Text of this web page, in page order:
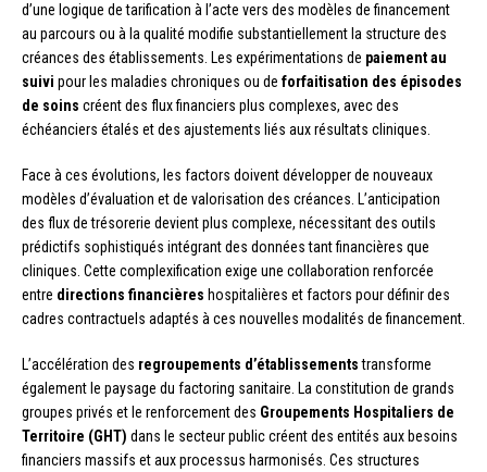
d’une logique de tarification à l’acte vers des modèles de financement
au parcours ou à la qualité modifie substantiellement la structure des
créances des établissements. Les expérimentations de paiement au
suivi pour les maladies chroniques ou de forfaitisation des épisodes
de soins créent des flux financiers plus complexes, avec des
échéanciers étalés et des ajustements liés aux résultats cliniques.
Face à ces évolutions, les factors doivent développer de nouveaux
modèles d’évaluation et de valorisation des créances. L’anticipation
des flux de trésorerie devient plus complexe, nécessitant des outils
prédictifs sophistiqués intégrant des données tant financières que
cliniques. Cette complexification exige une collaboration renforcée
entre directions financières hospitalières et factors pour définir des
cadres contractuels adaptés à ces nouvelles modalités de financement.
L’accélération des regroupements d’établissementstransforme
également le paysage du factoring sanitaire. La constitution de grands
groupes privés et le renforcement des Groupements Hospitaliers de
Territoire (GHT) dans le secteur public créent des entités aux besoins
financiers massifs et aux processus harmonisés. Ces structures